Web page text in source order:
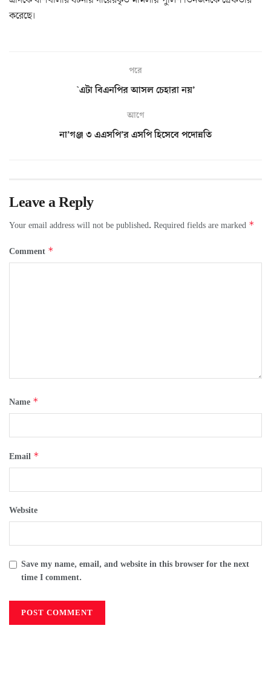
করেছে।
পরে
`এটা বিএনপির আসল চেহারা নয়’
আগে
না’গঞ্জ ৩ এএসপি’র এসপি হিসেবে পদোন্নতি
Leave a Reply
Your email address will not be published. Required fields are marked *
Comment *
Name *
Email *
Website
Save my name, email, and website in this browser for the next
time I comment.